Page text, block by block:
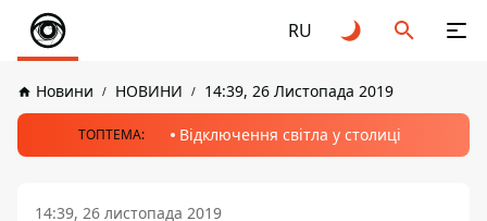
RU
Новини НОВИНИ 14:39, 26 Листопада 2019
ТОПТЕМА: Відключення світла у столиці
14:39, 26 листопада 2019